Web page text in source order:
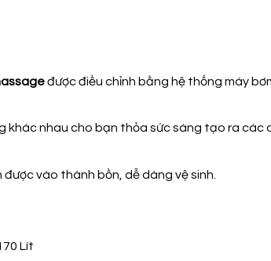
được điều chỉnh bằng hệ thống máy
khác nhau cho bạn thỏa sức sáng tạo ra các
vào thành bồn, dễ dàng vệ sinh.
Lít